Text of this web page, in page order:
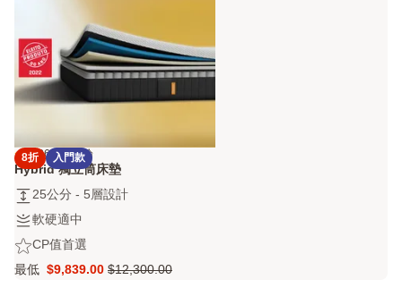
潔
墊
節
8折 入門款
4.2
out
of
5
6442
評
4.26442 評論
Hybrid 獨立筒床墊
25
公
分
-
5
25公分 - 5層設計
軟
硬
適
中
軟硬適中
CP
值
首
CP值首選
最低
Price
$9,839.00
原
$12,300.00